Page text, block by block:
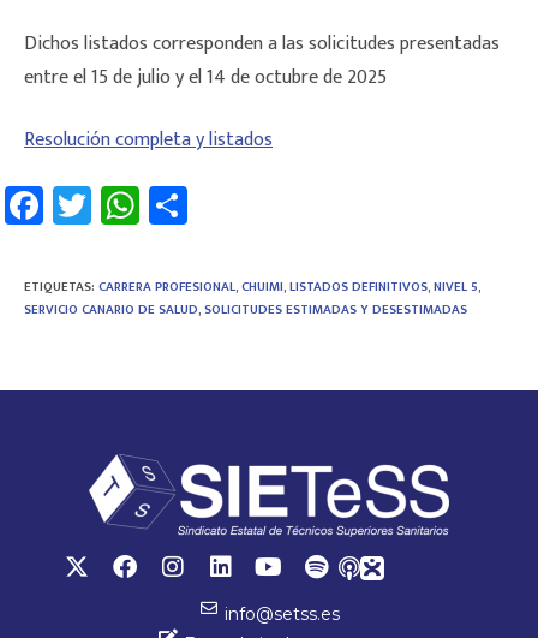
Dichos listados corresponden a las solicitudes presentadas
entre el 15 de julio y el 14 de octubre de 2025
Resolución completa y listados
Fa
ce
b
o
T
wi
tt
er
W
h
at
sA
p
m
p
tir
ETIQUETAS: CARRERA PROFESIONAL,CHUIMI,LISTADOS DEFINITIVOS,NIVEL 5,
SERVICIO CANARIO DE SALUD,SOLICITUDES ESTIMADAS Y DESESTIMADAS
info@setss.es